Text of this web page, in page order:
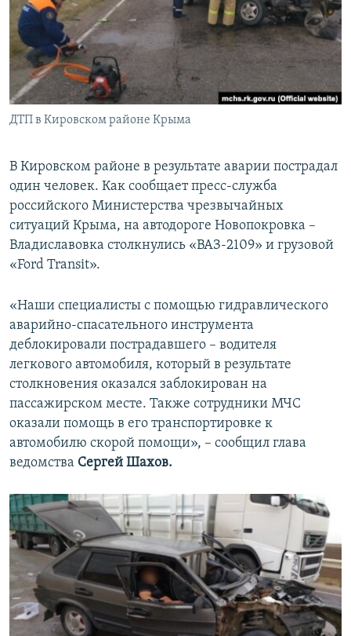
ПОБЕДИТЕЛЕЙ НЕ СУДЯТ?
КРЫМ.НЕПОКОРЕННЫЙ
ELIFBE
УКРАИНСКАЯ ПРОБЛЕМА КРЫМА
ПРИСОЕДИНЯЙТЕСЬ!
Все сайты RFE/RL
ДТП в Кировском районе Крыма
В Кировском районе в результате аварии пострадал
один человек. Как сообщает пресс-служба
российского Министерства чрезвычайных
ситуаций Крыма, на автодороге Новопокровка –
Владиславовка столкнулись «ВАЗ-2109» и грузовой
«Ford Transit».
«Наши специалисты с помощью гидравлического
аварийно-спасательного инструмента
деблокировали пострадавшего – водителя
легкового автомобиля, который в результате
столкновения оказался заблокирован на
пассажирском месте. Также сотрудники МЧС
оказали помощь в его транспортировке к
автомобилю скорой помощи», – сообщил глава
ведомства Сергей Шахов.